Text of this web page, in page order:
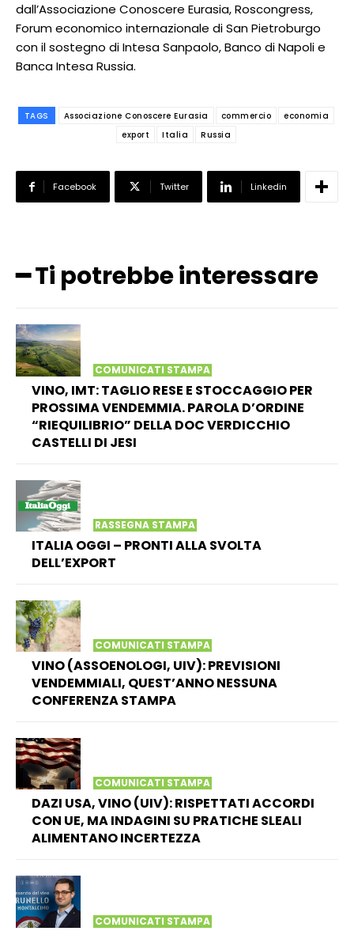
dall’Associazione Conoscere Eurasia, Roscongress,
Forum economico internazionale di San Pietroburgo
con il sostegno di Intesa Sanpaolo, Banco di Napoli e
Banca Intesa Russia.
TAGS Associazione Conoscere Eurasia commercio
economia
export
Italia Russia
Facebook Twitter Linkedin
━ Ti potrebbe interessare
COMUNICATI STAMPA
VINO, IMT: TAGLIO RESE E STOCCAGGIO PER
PROSSIMA VENDEMMIA. PAROLA D’ORDINE
“RIEQUILIBRIO” DELLA DOC VERDICCHIO
CASTELLI DI JESI
RASSEGNA STAMPA
ITALIA OGGI – PRONTI ALLA SVOLTA
DELL’EXPORT
COMUNICATI STAMPA
VINO (ASSOENOLOGI, UIV): PREVISIONI
VENDEMMIALI, QUEST’ANNO NESSUNA
CONFERENZA STAMPA
COMUNICATI STAMPA
DAZI USA, VINO (UIV): RISPETTATI ACCORDI
CON UE, MA INDAGINI SU PRATICHE SLEALI
ALIMENTANO INCERTEZZA
COMUNICATI STAMPA